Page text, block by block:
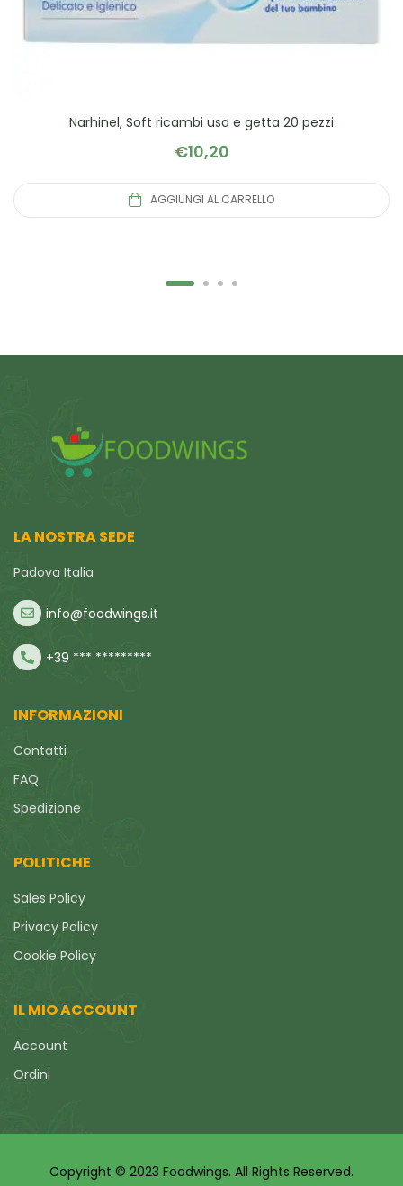
Narhinel, Soft ricambi usa e getta 20 pezzi
€10,20
AGGIUNGI AL CARRELLO
LA NOSTRA SEDE
Padova Italia
info@foodwings.it
+39 *** *********
INFORMAZIONI
Contatti
FAQ
Spedizione
POLITICHE
Sales Policy
Privacy Policy
Cookie Policy
IL MIO ACCOUNT
Account
Ordini
Copyright © 2023 Foodwings. All Rights Reserved.